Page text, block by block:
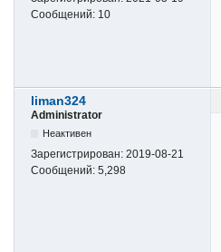
Сообщений: 10
liman324
Administrator
Неактивен
Зарегистрирован: 2019-08-21
Сообщений: 5,298